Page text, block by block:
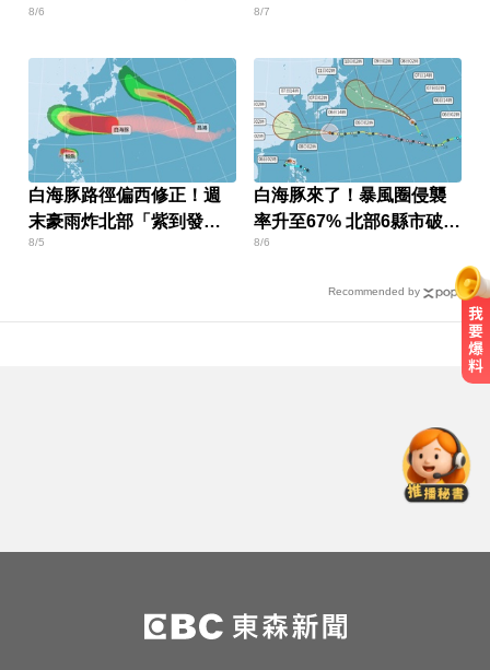
8/6 8/7
白海豚路徑偏西修正！週
末豪雨炸北部「紫到發
白」
8/5
白海豚來了！暴風圈侵襲
率升至67% 北部6縣市破5
成
8/6
Recommended by
台將單季最多安卡關
涉工程回扣驚爆貪瀆！高雄議員范
織欽遭檢調搜索偵訓